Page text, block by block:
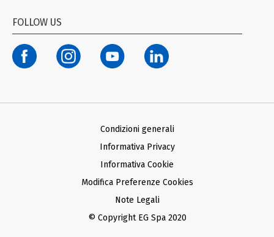
Modello organizzativo ex D. Lgs. n. 231/01
Termini di Utilizzo Facebook e Instagram
Condizioni generali d’acquisto Ariba
FOLLOW US
Condizioni generali
Informativa Privacy
Informativa Cookie
Modifica Preferenze Cookies
Note Legali
© Copyright EG Spa 2020